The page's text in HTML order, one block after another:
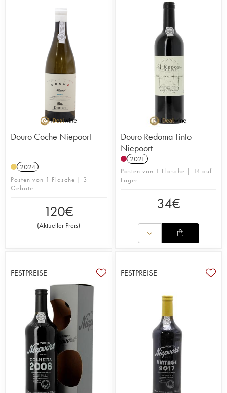
Douro Coche Niepoort
2024
Posten von 1 Flasche | 3
Gebote
120€
(Aktueller Preis)
Douro Redoma Tinto
Niepoort
2021
Posten von 1 Flasche | 14 auf
Lager
34€
FESTPREISE FESTPREISE